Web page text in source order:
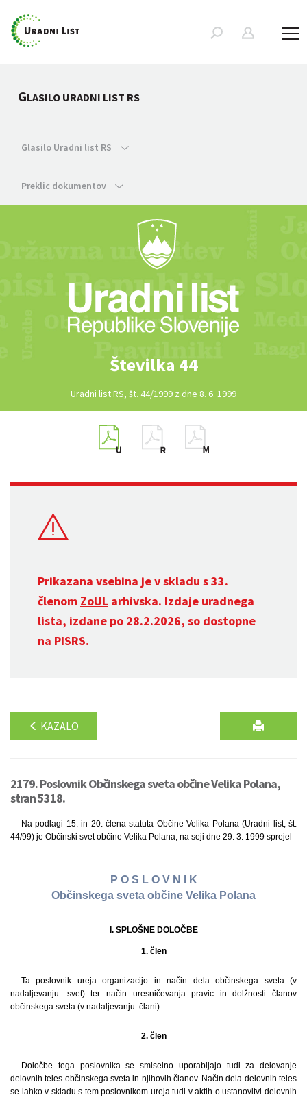
GLASILO URADNI LIST RS
Glasilo Uradni list RS
Preklic dokumentov
Številka 44
Uradni list RS, št. 44/1999 z dne 8. 6. 1999
Prikazana vsebina je v skladu s 33.
členom ZoUL arhivska. Izdaje uradnega
lista, izdane po 28.2.2026, so dostopne
na PISRS.
KAZALO
2179. Poslovnik Občinskega sveta občine Velika Polana,
stran 5318.
Na podlagi 15. in 20. člena statuta Občine Velika Polana (Uradni list, št.
44/99) je Občinski svet občine Velika Polana, na seji dne 29. 3. 1999 sprejel
P O S L O V N I K
Občinskega sveta občine Velika Polana
I. SPLOŠNE DOLOČBE
1. člen
Ta poslovnik ureja organizacijo in način dela občinskega sveta (v
nadaljevanju: svet) ter način uresničevanja pravic in dolžnosti članov
občinskega sveta (v nadaljevanju: člani).
2. člen
Določbe tega poslovnika se smiselno uporabljajo tudi za delovanje
delovnih teles občinskega sveta in njihovih članov. Način dela delovnih teles
se lahko v skladu s tem poslovnikom ureja tudi v aktih o ustanovitvi delovnih